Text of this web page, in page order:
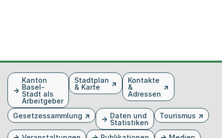
FusszeileKanton
Basel-
Stadt als
Arbeitgeber
Stadtplan
& Karte
Kontakte
&
Adressen
Gesetzessammlung
Daten und
Statistiken
Tourismus